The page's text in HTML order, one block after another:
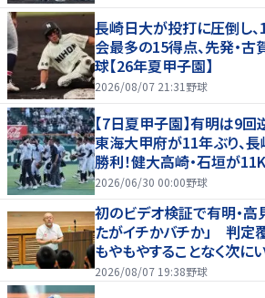
長崎日大が投打に圧倒し、
会最多の15得点、先発・
球【26年夏甲子園】
2026/08/07 21:31野球
【7日夏甲子園】有明は9
東海大甲府が11年ぶり、
勝利！健大高崎・石垣が
2026/06/30 00:00野球
初のビデオ検証で有明・高
たがイチかバチか」 判定覆
もやもやすることなく次に
2026/08/07 19:38野球